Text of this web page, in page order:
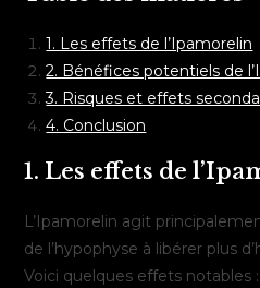
1. Les effets de l’Ipamorelin
2. Bénéfices potentiels de
3. Risques et effets
4. Conclusion
1. Les effets de
L’Ipamorelin agit
de l’hypophyse à libérer plus
Voici quelques effets notables :